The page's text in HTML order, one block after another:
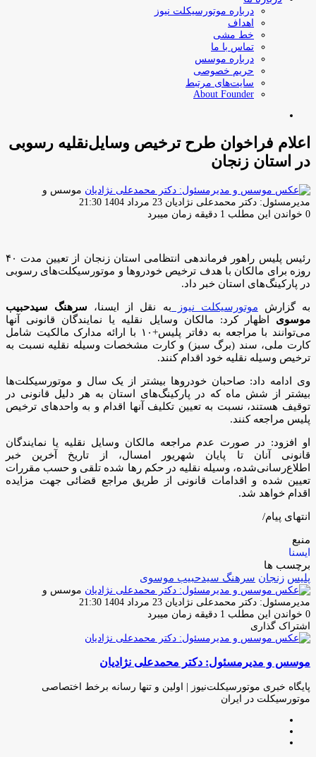
درباره موتورسیکلت نیوز
اهداف
خط مشی
تماس با ما
درباره موسس
حریم خصوصی
سایت‌های مرتبط
About Founder
اعلام فراخوان طرح ترخیص وسایل‌نقلیه رسوبی
در استان زنجان
موسس و
مدیرمسئول: دکتر محمدعلی نژادیان ارسال
ایمیل
23 مرداد 1404 21:30
0 خواندن این مطلب 1 دقیقه زمان میبرد
رئیس پلیس راهور فرماندهی انتظامی استان زنجان از تعیین مدت ۴۰
روزه برای مالکان با هدف ترخیص خودروها و موتورسیکلت‌های رسوبی
در پارکینگ‌های استان خبر داد.
به گزارش موتورسیکلت نیوز به نقل از ایسنا، سرهنگ سیدحبیب
موسوی اظهار کرد: مالکان وسایل نقلیه یا نمایندگان قانونی آنها
می‌توانند با مراجعه به دفاتر پلیس+۱۰ با ارائه مدارک مالکیت شامل
کارت ملی، سند (برگ سبز) و کارت مشخصات وسیله نقلیه نسبت به
ترخیص وسیله نقلیه خود اقدام کنند.
وی ادامه داد: صاحبان خودروها بیشتر از یک سال و موتورسیکلت‌ها
بیشتر از شش ماه که در پارکینگ‌های استان به هر دلیل قانونی در
توقیف هستند، نسبت به تعیین تکلیف آنها اقدام و به واحدهای ترخیص
پلیس مراجعه کنند.
او افزود: در صورت عدم مراجعه مالکان وسایل نقلیه یا نمایندگان
قانونی آنان تا پایان شهریور امسال، از تاریخ آخرین خبر
اطلاع‌رسانی‌شده، وسیله نقلیه در حکم رها شده تلقی و حسب مقررات
تعیین شده و اقدامات قانونی از طریق مراجع قضائی جهت مزایده
اقدام خواهد شد.
انتهای پیام/
منبع
ایسنا
برچسب ها
پلیس زنجان سرهنگ سیدحبیب موسوی
موسس و
مدیرمسئول: دکتر محمدعلی نژادیان ارسال
ایمیل
23 مرداد 1404 21:30
0 خواندن این مطلب 1 دقیقه زمان میبرد
اشتراک گذاری
فیس
توئیتر
لینکدین
واتس
تلگرام
اشتراک
از
ایمیل
چاپ
موسس و مدیرمسئول: دکتر محمدعلی نژادیان
پایگاه خبری موتورسیکلت‌نیوز | اولین و تنها رسانه برخط اختصاصی
موتورسیکلت در ایران